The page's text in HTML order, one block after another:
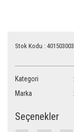
Stok Kodu : 401503003
Kategori
Marka
Seçenekler